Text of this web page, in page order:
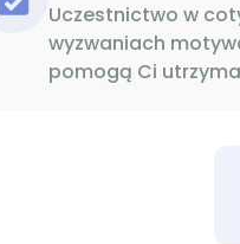
Uczestnictwo w
wyzwaniach
pomogą Ci